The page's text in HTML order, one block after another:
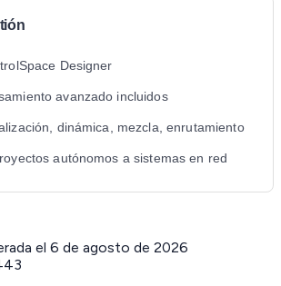
Designer
avanzado incluidos
dinámica, mezcla, enrutamiento
autónomos a sistemas en red
el 6 de agosto de 2026